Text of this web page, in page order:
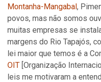
Montanha-Mangabal,
povos, mas não somos
muitas empresas se
margens do Rio Tapajós,
lei maior que temos é a
OIT [Organização
leis me motivaram a